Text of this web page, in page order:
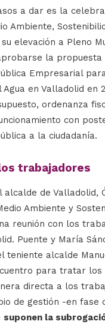
a dar es la
Ambiente,
elevación a Pleno
la propuesta
Empresarial
en Valladolid en
ordenanza
con
a la ciudadanía.
trabajadores
de Valladolid,
Ambiente y
reunión con los
Puente y María
teniente alcalde
para tratar los
directa a los
de gestión -en fase
suponen la